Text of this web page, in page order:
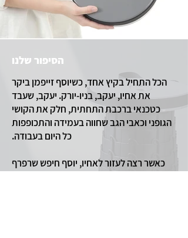
הסיפור שלנו
הכל התחיל בקיץ אחד, כשיוסף זייפמן ביקר
את אחיו, יעקב, בניו-יורק. יעקב, שעבד
כטכנאי ברכבת התחתית, חלק את הקושי
הגופני וכאבי הגב שחווה בעמידה והתכופפות
כל היום בעבודה.
כאשר רצה לעזור לאחיו, יוסף חיפש שרפרף